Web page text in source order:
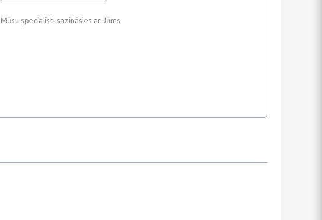
Mūsu specialisti sazināsies ar Jūms